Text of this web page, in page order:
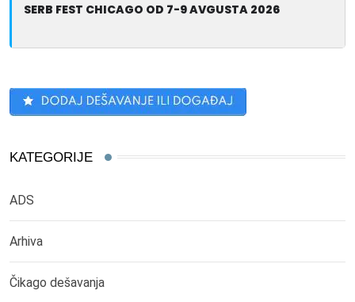
SERB FEST CHICAGO OD 7-9 AVGUSTA 2026
KATEGORIJE
ADS
Arhiva
Čikago dešavanja